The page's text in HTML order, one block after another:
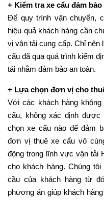
+ Kiểm tra xe cẩu đảm
Để quy trình vận chuyển,
hiệu quả khách hàng cần
vị vận tải cung cấp. Chỉ
cẩu đã qua quá trình kiểm
tải nhằm đảm bảo an toàn.
+ Lựa chọn đơn vị cho
Với các khách hàng
cẩu, không xác định
chọn xe cẩu nào để đảm
đơn vị thuê xe cẩu vô
động trong lĩnh vực vận tải
cho khách hàng. Chúng
cầu của khách hàng từ
phương án giúp khách